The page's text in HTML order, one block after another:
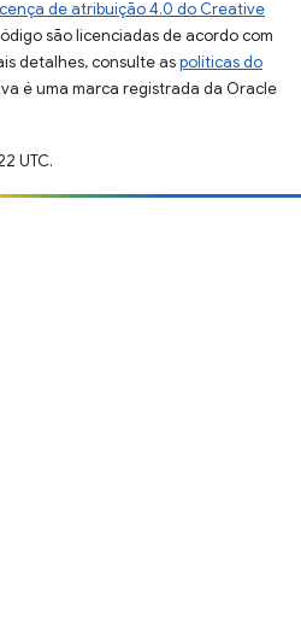
de atribuição 4.0 do Creative
são licenciadas de acordo com
detalhes, consulte aspolíticas do
é uma marca registrada da Oracle
UTC.